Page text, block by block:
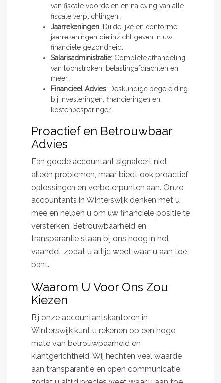
van fiscale voordelen en naleving van alle
fiscale verplichtingen.
Jaarrekeningen: Duidelijke en conforme
jaarrekeningen die inzicht geven in uw
financiële gezondheid.
Salarisadministratie: Complete afhandeling
van loonstroken, belastingafdrachten en
meer.
Financieel Advies: Deskundige begeleiding
bij investeringen, financieringen en
kostenbesparingen.
Proactief en Betrouwbaar
Advies
Een goede accountant signaleert niet
alleen problemen, maar biedt ook proactief
oplossingen en verbeterpunten aan. Onze
accountants in Winterswijk denken met u
mee en helpen u om uw financiële positie te
versterken. Betrouwbaarheid en
transparantie staan bij ons hoog in het
vaandel, zodat u altijd weet waar u aan toe
bent.
Waarom U Voor Ons Zou
Kiezen
Bij onze accountantskantoren in
Winterswijk kunt u rekenen op een hoge
mate van betrouwbaarheid en
klantgerichtheid. Wij hechten veel waarde
aan transparantie en open communicatie,